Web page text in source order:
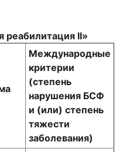
реабилитация II»
Международные
критерии
(степень
нарушения БСФ
и (или) степень
тяжести
заболевания)